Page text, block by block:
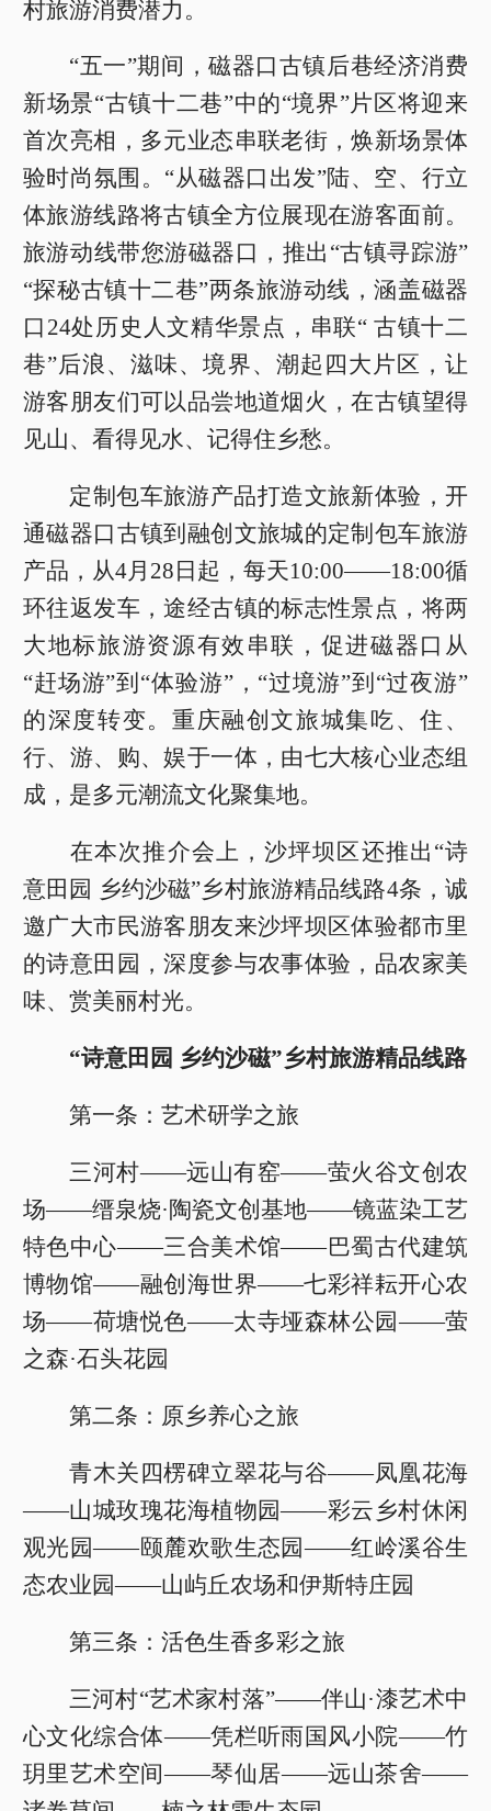
村旅游消费潜力。
“五一”期间，磁器口古镇后巷经济消费
新场景“古镇十二巷”中的“境界”片区将迎来
首次亮相，多元业态串联老街，焕新场景体
验时尚氛围。“从磁器口出发”陆、空、行立
体旅游线路将古镇全方位展现在游客面前。
旅游动线带您游磁器口，推出“古镇寻踪游”
“探秘古镇十二巷”两条旅游动线，涵盖磁器
口24处历史人文精华景点，串联“ 古镇十二
巷”后浪、滋味、境界、潮起四大片区，让
游客朋友们可以品尝地道烟火，在古镇望得
见山、看得见水、记得住乡愁。
定制包车旅游产品打造文旅新体验，开
通磁器口古镇到融创文旅城的定制包车旅游
产品，从4月28日起，每天10:00——18:00循
环往返发车，途经古镇的标志性景点，将两
大地标旅游资源有效串联，促进磁器口从
“赶场游”到“体验游”，“过境游”到“过夜游”
的深度转变。重庆融创文旅城集吃、住、
行、游、购、娱于一体，由七大核心业态组
成，是多元潮流文化聚集地。
在本次推介会上，沙坪坝区还推出“诗
意田园 乡约沙磁”乡村旅游精品线路4条，诚
邀广大市民游客朋友来沙坪坝区体验都市里
的诗意田园，深度参与农事体验，品农家美
味、赏美丽村光。
“诗意田园 乡约沙磁”乡村旅游精品线路
第一条：艺术研学之旅
三河村——远山有窑——萤火谷文创农
场——缙泉烧·陶瓷文创基地——镜蓝染工艺
特色中心——三合美术馆——巴蜀古代建筑
博物馆——融创海世界——七彩祥耘开心农
场——荷塘悦色——太寺垭森林公园——萤
之森·石头花园
第二条：原乡养心之旅
青木关四楞碑立翠花与谷——凤凰花海
——山城玫瑰花海植物园——彩云乡村休闲
观光园——颐麓欢歌生态园——红岭溪谷生
态农业园——山屿丘农场和伊斯特庄园
第三条：活色生香多彩之旅
三河村“艺术家村落”——伴山·漆艺术中
心文化综合体——凭栏听雨国风小院——竹
玥里艺术空间——琴仙居——远山茶舍——